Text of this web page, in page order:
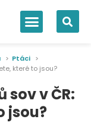
Ptáci
které to jsou?
sov v ČR:
jsou?